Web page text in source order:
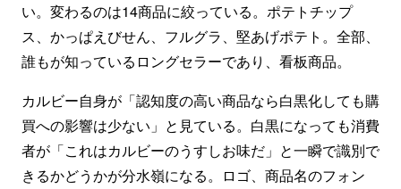
い。変わるのは14商品に絞っている。ポテトチップ
ス、かっぱえびせん、フルグラ、堅あげポテト。全部、
誰もが知っているロングセラーであり、看板商品。
カルビー自身が「認知度の高い商品なら白黒化しても購
買への影響は少ない」と見ている。白黒になっても消費
者が「これはカルビーのうすしお味だ」と一瞬で識別で
きるかどうかが分水嶺になる。ロゴ、商品名のフォン